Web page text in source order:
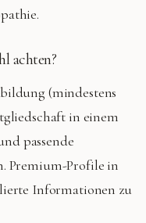
.
achten?
(mindestens
in einem
passende
Premium-Profile in
Informationen zu